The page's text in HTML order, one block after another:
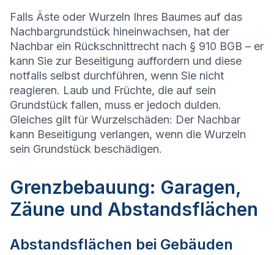
Falls Äste oder Wurzeln Ihres Baumes auf das
Nachbargrundstück hineinwachsen, hat der
Nachbar ein Rückschnittrecht nach § 910 BGB – er
kann Sie zur Beseitigung auffordern und diese
notfalls selbst durchführen, wenn Sie nicht
reagieren. Laub und Früchte, die auf sein
Grundstück fallen, muss er jedoch dulden.
Gleiches gilt für Wurzelschäden: Der Nachbar
kann Beseitigung verlangen, wenn die Wurzeln
sein Grundstück beschädigen.
Grenzbebauung: Garagen,
Zäune und Abstandsflächen
Abstandsflächen bei Gebäuden